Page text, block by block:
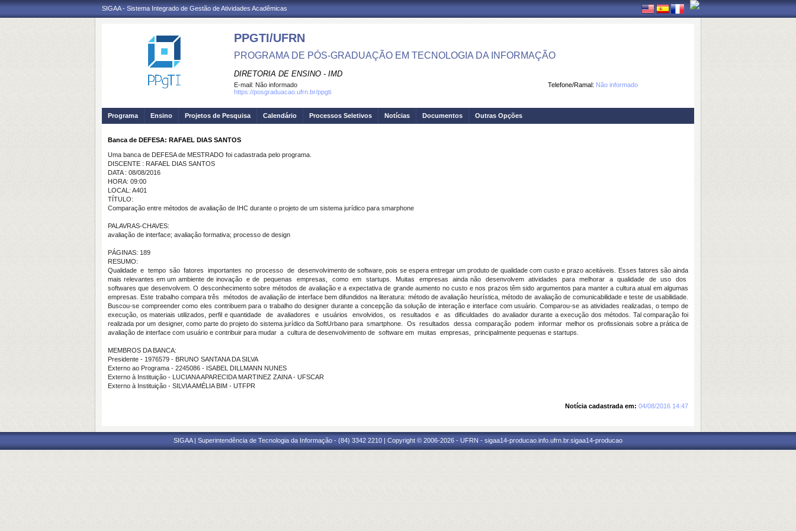
SIGAA - Sistema Integrado de Gestão de Atividades Acadêmicas
PPGTI/UFRN
PROGRAMA DE PÓS-GRADUAÇÃO EM TECNOLOGIA DA INFORMAÇÃO
DIRETORIA DE ENSINO - IMD
Telefone/Ramal: Não informado
E-mail: Não informado
https://posgraduacao.ufrn.br/ppgti
Programa Ensino Projetos de Pesquisa Calendário Processos Seletivos Notícias Documentos Outras Opções
Banca de DEFESA: RAFAEL DIAS SANTOS
Uma banca de DEFESA de MESTRADO foi cadastrada pelo programa.
DISCENTE : RAFAEL DIAS SANTOS
DATA : 08/08/2016
HORA: 09:00
LOCAL: A401
TÍTULO:
Comparação entre métodos de avaliação de IHC durante o projeto de um sistema jurídico para smarphone
PALAVRAS-CHAVES:
avaliação de interface; avaliação formativa; processo de design
PÁGINAS: 189
RESUMO:
Qualidade e tempo são fatores importantes no processo de desenvolvimento de software, pois se espera entregar um produto de qualidade com custo e prazo aceitáveis. Esses fatores são ainda
mais relevantes em um ambiente de inovação e de pequenas empresas, como em startups. Muitas empresas ainda não desenvolvem atividades para melhorar a qualidade de uso dos
softwares que desenvolvem. O desconhecimento sobre métodos de avaliação e a expectativa de grande aumento no custo e nos prazos têm sido argumentos para manter a cultura atual em algumas
empresas. Este trabalho compara três métodos de avaliação de interface bem difundidos na literatura: método de avaliação heurística, método de avaliação de comunicabilidade e teste de usabilidade.
Buscou-se compreender como eles contribuem para o trabalho do designer durante a concepção da solução de interação e interface com usuário. Comparou-se as atividades realizadas, o tempo de
execução, os materiais utilizados, perfil e quantidade de avaliadores e usuários envolvidos, os resultados e as dificuldades do avaliador durante a execução dos métodos. Tal comparação foi
realizada por um designer, como parte do projeto do sistema jurídico da SoftUrbano para smartphone. Os resultados dessa comparação podem informar melhor os profissionais sobre a prática de
avaliação de interface com usuário e contribuir para mudar a cultura de desenvolvimento de software em muitas empresas, principalmente pequenas e startups.
MEMBROS DA BANCA:
Presidente - 1976579 - BRUNO SANTANA DA SILVA
Externo ao Programa - 2245086 - ISABEL DILLMANN NUNES
Externo à Instituição - LUCIANA APARECIDA MARTINEZ ZAINA - UFSCAR
Externo à Instituição - SILVIA AMÉLIA BIM - UTFPR
Notícia cadastrada em: 04/08/2016 14:47
SIGAA | Superintendência de Tecnologia da Informação - (84) 3342 2210 | Copyright © 2006-2026 - UFRN - sigaa14-producao.info.ufrn.br.sigaa14-producao